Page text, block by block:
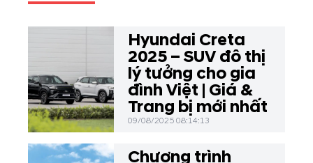
Hyundai Creta
2025 – SUV đô thị
lý tưởng cho gia
đình Việt | Giá &
Trang bị mới nhất
09/08/2025 08:14:13
Chương trình